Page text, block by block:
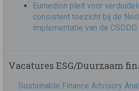
Eumedion pleit voor
consistent toezicht bij de
implementatie van de CSDDD
Vacatures ESG/Duurzaam
Sustainable Finance Advisory